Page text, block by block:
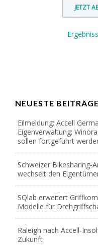
NEUESTE BEITRÄGE
Eilmeldung: Accell
Eigenverwaltung;
sollen fortgeführt
Schweizer Bikesharing-
wechselt den
SQlab erweitert
Modelle für
Raleigh nach Accell-
Zukunft